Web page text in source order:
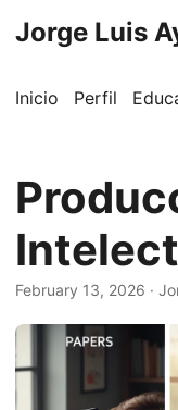
Jorge Luis
Inicio Perfil
February 13, 2026 ·